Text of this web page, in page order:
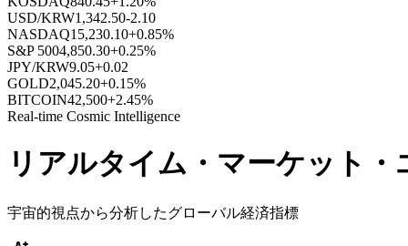
USD/KRW1,342.50-2.10
NASDAQ15,230.10+0.85%
S&P 5004,850.30+0.25%
JPY/KRW9.05+0.02
GOLD2,045.20+0.15%
BITCOIN42,500+2.45%
Real-time Cosmic Intelligence
リアルタイム・マーケット
宇宙的視点から分析したグローバル経済指標